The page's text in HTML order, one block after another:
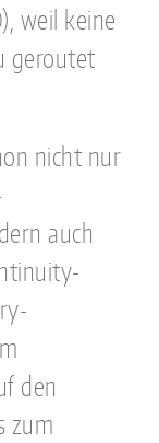
weil keine
geroutet
nicht nur
auch
den
zum